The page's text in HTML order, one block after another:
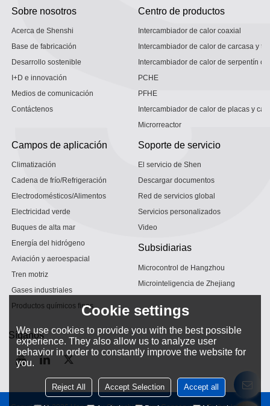
Sobre nosotros
Acerca de Shenshi
Base de fabricación
Desarrollo sostenible
I+D e innovación
Medios de comunicación
Contáctenos
Centro de productos
Intercambiador de calor coaxial
Intercambiador de calor de carcasa y
Intercambiador de calor de serpentín
PCHE
PFHE
Intercambiador de calor de placas y
Microrreactor
Campos de aplicación
Climatización
Cadena de frío/Refrigeración
Electrodomésticos/Alimentos
Electricidad verde
Buques de alta mar
Energía del hidrógeno
Aviación y aeroespacial
Tren motriz
Gases industriales
Productos químicos finos
Soporte de servicio
El servicio de Shen
Descargar documentos
Red de servicios global
Servicios personalizados
Video
Subsidiarias
Microcontrol de Hangzhou
Microinteligencia de Zhejiang
Síganos
Cookie settings
We use cookies to provide you with the best possible
experience. They also allow us to analyze user
behavior in order to constantly improve the website for
you.
Reject All Accept Selection Accept all